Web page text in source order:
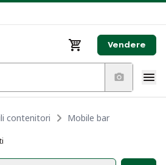
Vendere
contenitori
Mobile bar